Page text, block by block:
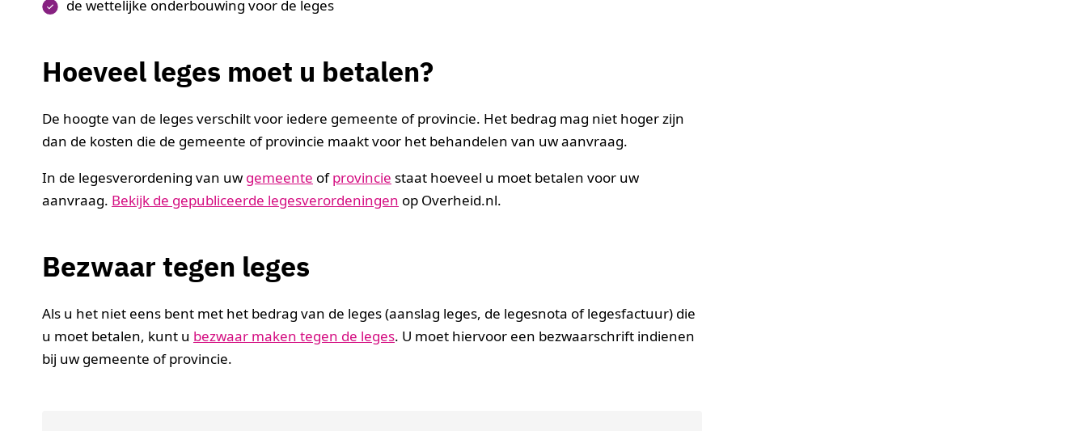
de wettelijke onderbouwing voor de leges
Hoeveel leges moet u betalen?
De hoogte van de leges verschilt voor iedere gemeente of provincie. Het bedrag mag niet hoger zijn
dan de kosten die de gemeente of provincie maakt voor het behandelen van uw aanvraag.
In de legesverordening van uw gemeente ofprovincie staat hoeveel u moet betalen voor uw
aanvraag. Bekijk de gepubliceerde legesverordeningen op Overheid.nl.
Bezwaar tegen leges
Als u het niet eens bent met het bedrag van de leges (aanslag leges, de legesnota of legesfactuur) die
u moet betalen, kunt u bezwaar maken tegen de leges. U moet hiervoor een bezwaarschrift indienen
bij uw gemeente of provincie.